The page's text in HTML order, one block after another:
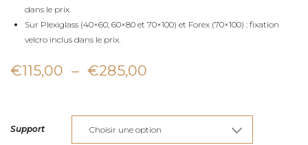
dans le prix.
Sur Plexiglass (40×60, 60×80 et 70×100) et Forex (70×100) : fixation
velcro inclus dans le prix.
€115,00 – €285,00
prix :
€115,00
Support